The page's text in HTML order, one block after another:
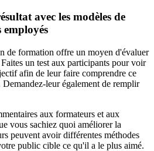
avec les modèles de
de formation offre un moyen d'évaluer
un test aux participants pour voir
afin de leur faire comprendre ce
leur également de remplir
aux formateurs et aux
vous sachiez quoi améliorer la
peuvent avoir différentes méthodes
public cible ce qu'il a le plus aimé.